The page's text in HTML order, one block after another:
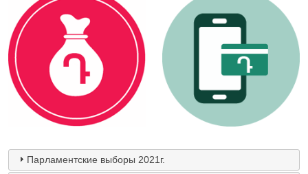
Парламентские выборы 2021г.